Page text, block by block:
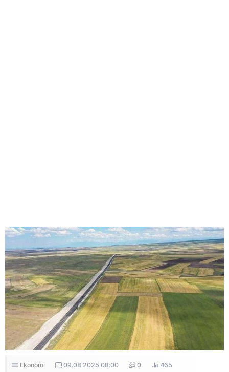
Ekonomi 09.08.2025 08:00 0 465